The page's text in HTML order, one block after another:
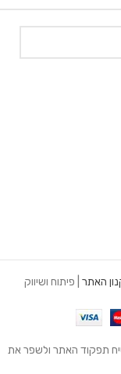
האתר | פיתוח ושיווק
תפקוד האתר ולשפר את